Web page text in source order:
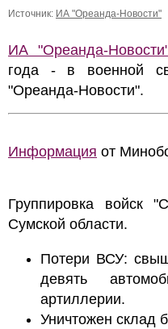
Источник: ИА "Ореанда-Новости"
ИА "Ореанда-
года - в военной
"Ореанда-Новости".
Информация от
Группировка войск
Сумской области.
Потери ВСУ:
девять
артиллерии.
Уничтожен склад